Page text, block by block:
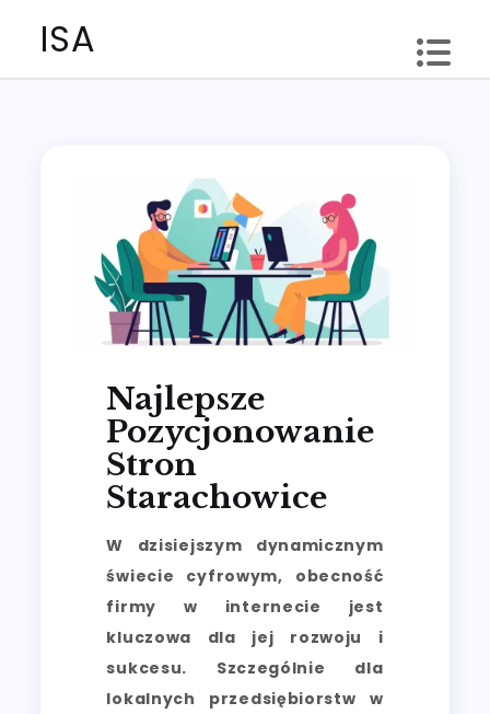
ISA
Najlepsze
Pozycjonowanie
Stron
Starachowice
W dzisiejszym dynamicznym
świecie cyfrowym, obecność
firmy w internecie jest
kluczowa dla jej rozwoju i
sukcesu. Szczególnie dla
lokalnych przedsiębiorstw w